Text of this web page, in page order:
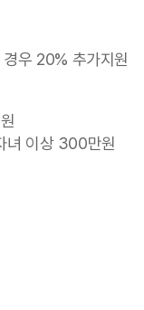
우 20% 추가지원
녀 이상 300만원